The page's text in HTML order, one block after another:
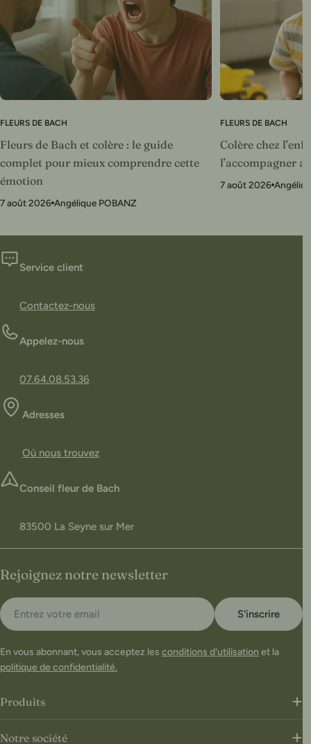
FLEURS DE BACH
Fleurs de Bach et colère : le guide
complet pour mieux comprendre cette
émotion
7 août 2026 Angélique POBANZ
FLEURS DE BACH
Colère chez
l’accompagner
7 août 2026
Service client
Contactez-nous
Appelez-nous
07.64.08.53.36
Adresses
Où nous trouvez
Conseil fleur de Bach
83500 La Seyne sur Mer
Rejoignez notre newsletter
E-
mail
S'inscrire
En vous abonnant, vous acceptez les conditions d'utilisation et la
politique de confidentialité.
Produits
Notre société